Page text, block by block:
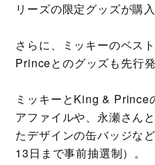
リーズの限定グッズが購入
さらに、ミッキーのベス
Princeとのグッズも先行
ミッキーとKing & Prince
アファイルや、永瀬さん
たデザインの缶バッジな
13日まで事前抽選制）。